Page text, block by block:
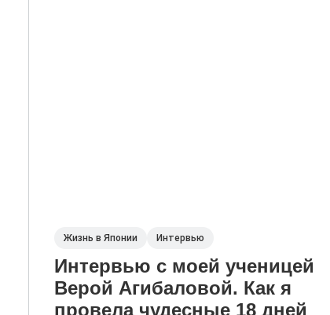
Жизнь в Японии Интервью
Интервью с моей ученицей
Верой Агибаловой. Как я
провела чудесные 18 дней